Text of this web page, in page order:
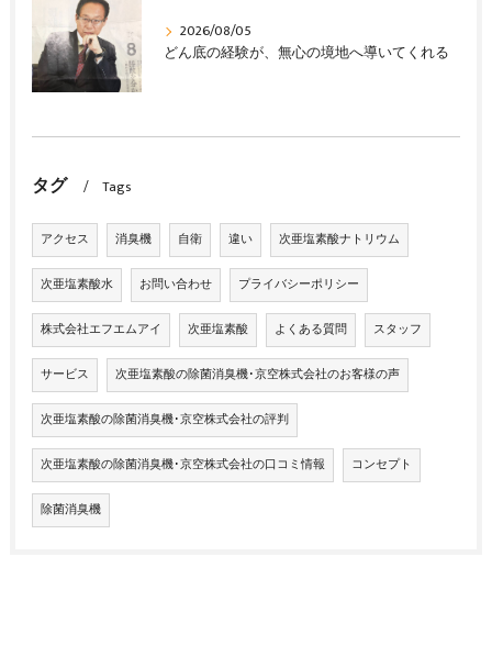
2026/08/05
どん底の経験が、無心の境地へ導いてくれる
タグ Tags
アクセス 消臭機 自衛 違い 次亜塩素酸ナトリウム
次亜塩素酸水 お問い合わせ プライバシーポリシー
株式会社エフエムアイ 次亜塩素酸 よくある質問 スタッフ
サービス 次亜塩素酸の除菌消臭機･京空株式会社のお客様の声
次亜塩素酸の除菌消臭機･京空株式会社の評判
次亜塩素酸の除菌消臭機･京空株式会社の口コミ情報 コンセプト
除菌消臭機